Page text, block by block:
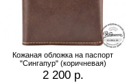
Кожаная обложка на паспорт
"Сингапур" (коричневая)
2 200 р.